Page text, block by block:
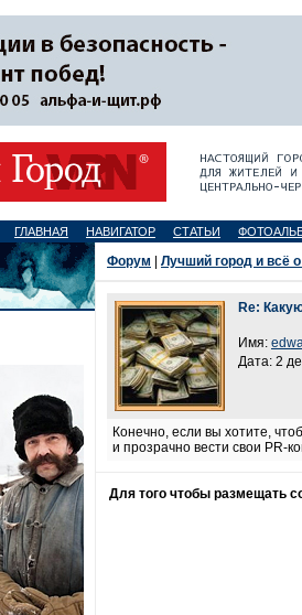
ГЛАВНАЯ НАВИГАТОР СТАТЬИ
Форум Лучший город и всё
Re:
Имя:
Дата: 2
Конечно, если вы хотите,
и прозрачно вести свои PR-
Для того чтобы размещать